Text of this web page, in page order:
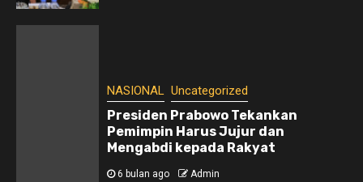
NASIONAL Uncategorized
Presiden Prabowo Tekankan
Pemimpin Harus Jujur dan
Mengabdi kepada Rakyat
6 bulan ago Admin